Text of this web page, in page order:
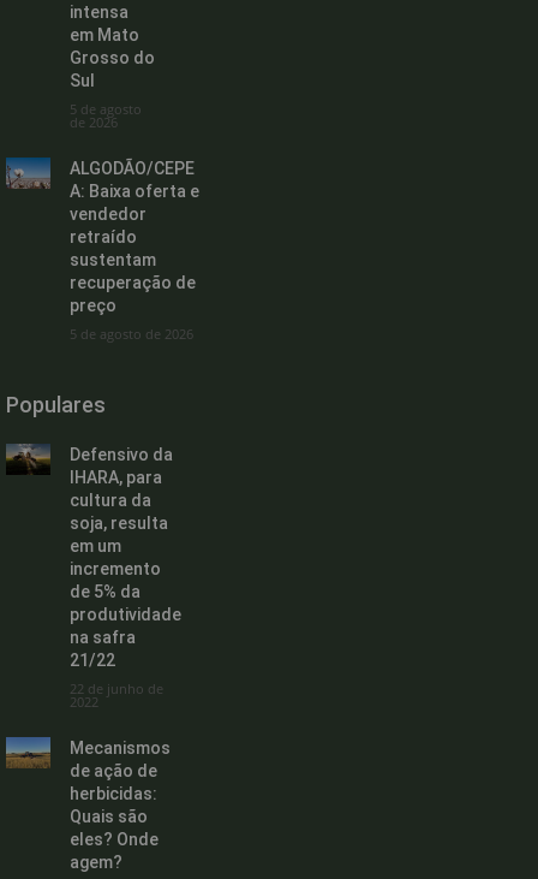
intensa
em Mato
Grosso do
Sul
5 de agosto
de 2026
ALGODÃO/CEPE
A: Baixa oferta e
vendedor
retraído
sustentam
recuperação de
preço
5 de agosto de 2026
Populares
Defensivo da
IHARA, para
cultura da
soja, resulta
em um
incremento
de 5% da
produtividade
na safra
21/22
22 de junho de
2022
Mecanismos
de ação de
herbicidas:
Quais são
eles? Onde
agem?